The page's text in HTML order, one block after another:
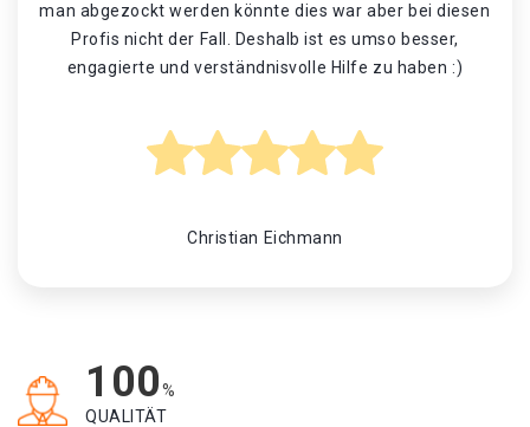
man abgezockt werden könnte dies war aber bei diesen
Profis nicht der Fall. Deshalb ist es umso besser,
engagierte und verständnisvolle Hilfe zu haben :)
Christian Eichmann
100%
QUALITÄT